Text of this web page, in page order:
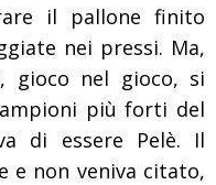
il pallone finito
nei pressi. Ma,
gioco nel gioco, si
più forti del
di essere Pelè. Il
e non veniva citato,